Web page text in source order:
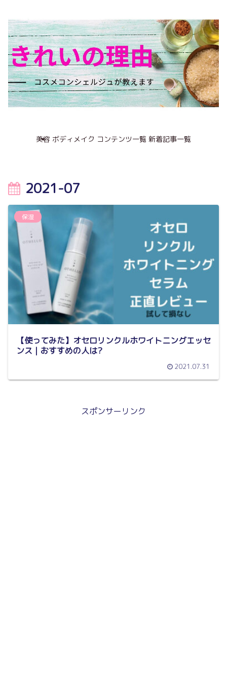
美容 ボディメイク コンテンツ一覧 新着記事一覧
2021-07
保湿
【使ってみた】オセロリンクルホワイトニングエッセ
ンス｜おすすめの人は?
2021.07.31
スポンサーリンク